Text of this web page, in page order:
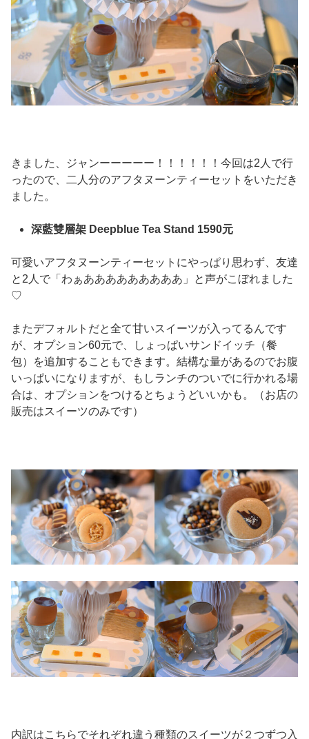
きました、ジャンーーーーー！！！！！！今回は2人で行
ったので、二人分のアフタヌーンティーセットをいただき
ました。
深藍雙層架 Deepblue Tea Stand 1590元
可愛いアフタヌーンティーセットにやっぱり思わず、友達
と2人で「わぁあああああああああ」と声がこぼれました
♡
またデフォルトだと全て甘いスイーツが入ってるんです
が、オプション60元で、しょっぱいサンドイッチ（餐
包）を追加することもできます。結構な量があるのでお腹
いっぱいになりますが、もしランチのついでに行かれる場
合は、オプションをつけるとちょうどいいかも。（お店の
販売はスイーツのみです）
内訳はこちらでそれぞれ違う種類のスイーツが２つずつ入